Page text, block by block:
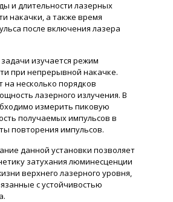
и длительности лазерных
накачки, а также время
после включения лазера
изучается режим
при непрерывной накачке.
несколько порядков
лазерного излучения. В
измерить пиковую
получаемых импульсов в
повторения импульсов.
данной установки позволяет
затухания люминесценции
верхнего лазерного уровня,
с устойчивостью